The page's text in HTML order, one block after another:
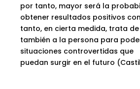
por tanto, mayor será la
obtener resultados positivos
tanto, en cierta medida, trata
también a la persona para
situaciones controvertidas que
puedan surgir en el futuro